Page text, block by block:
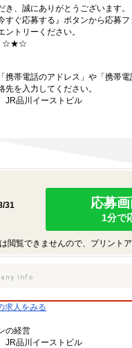
き、誠にありがとうございます。
すぐ応募する』ボタンから応募フ
ントリーください。
☆★☆
携帯電話のアドレス」や「携帯
を入力してください。
品川イーストビル
31
応募
1分で
閲覧できませんので、プリントア
求人をみる
の経営
品川イーストビル